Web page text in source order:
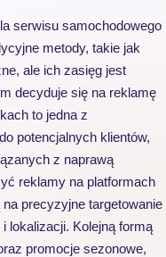
serwisu samochodowego
metody, takie jak
ale ich zasięg jest
decyduje się na reklamę
to jedna z
potencjalnych klientów,
z naprawą
reklamy na platformach
precyzyjne targetowanie
lokalizacji. Kolejną formą
promocje sezonowe,